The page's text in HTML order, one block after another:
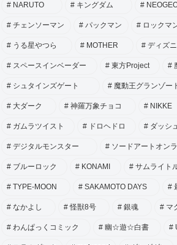
NARUTO キングダム
チェンソーマン パックマン ロックマ
うる星やつら MOTHER ディズ
スペースインベーダー 東方Project
シュタインズゲート 魔動王グランゾー
大ダーク 神羅万象チョコ NIKKE
ガムラツイスト ドロヘドロ ダッシ
デジタルモンスター ソードアートオン
ブルーロック KONAMI サムライト
TYPE-MOON SAKAMOTO DAYS
なかよし 怪獣8号 銀魂 マ
わんぱっくコミック 幽☆遊☆白書